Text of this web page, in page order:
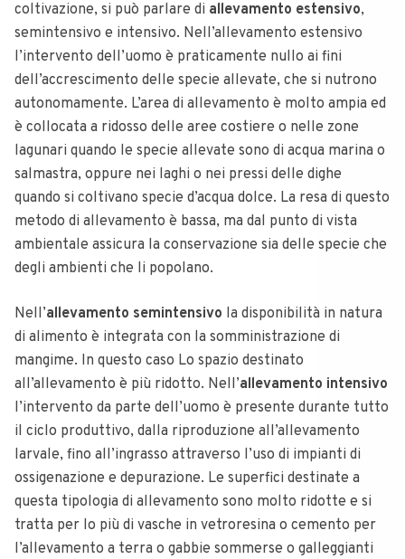
coltivazione, si può parlare di allevamento estensivo,
semintensivo e intensivo. Nell’allevamento estensivo
l’intervento dell’uomo è praticamente nullo ai fini
dell’accrescimento delle specie allevate, che si nutrono
autonomamente. L’area di allevamento è molto ampia ed
è collocata a ridosso delle aree costiere o nelle zone
lagunari quando le specie allevate sono di acqua marina o
salmastra, oppure nei laghi o nei pressi delle dighe
quando si coltivano specie d’acqua dolce. La resa di questo
metodo di allevamento è bassa, ma dal punto di vista
ambientale assicura la conservazione sia delle specie che
degli ambienti che li popolano.
Nell’allevamento semintensivo la disponibilità in natura
di alimento è integrata con la somministrazione di
mangime. In questo caso Lo spazio destinato
all’allevamento è più ridotto. Nell’allevamento intensivo
l’intervento da parte dell’uomo è presente durante tutto
il ciclo produttivo, dalla riproduzione all’allevamento
larvale, fino all’ingrasso attraverso l’uso di impianti di
ossigenazione e depurazione. Le superfici destinate a
questa tipologia di allevamento sono molto ridotte e si
tratta per lo più di vasche in vetroresina o cemento per
l’allevamento a terra o gabbie sommerse o galleggianti